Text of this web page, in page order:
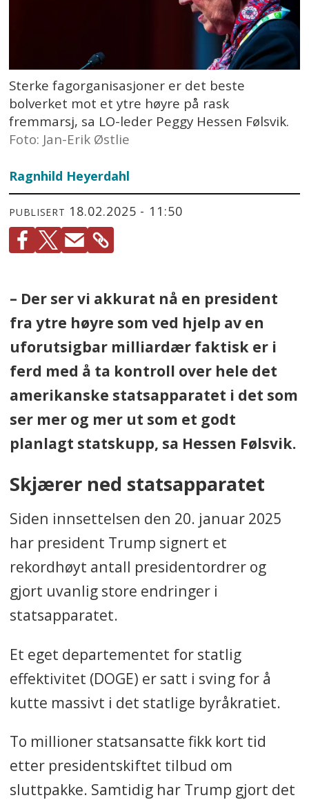
Sterke fagorganisasjoner er det beste
bolverket mot et ytre høyre på rask
fremmarsj, sa LO-leder Peggy Hessen Følsvik.
Foto: Jan-Erik Østlie
Ragnhild Heyerdahl
PUBLISERT 18.02.2025 - 11:50
– Der ser vi akkurat nå en president
fra ytre høyre som ved hjelp av en
uforutsigbar milliardær faktisk er i
ferd med å ta kontroll over hele det
amerikanske statsapparatet i det som
ser mer og mer ut som et godt
planlagt statskupp, sa Hessen Følsvik.
Skjærer ned statsapparatet
Siden innsettelsen den 20. januar 2025
har president Trump signert et
rekordhøyt antall presidentordrer og
gjort uvanlig store endringer i
statsapparatet.
Et eget departementet for statlig
effektivitet (DOGE) er satt i sving for å
kutte massivt i det statlige byråkratiet.
To millioner statsansatte fikk kort tid
etter presidentskiftet tilbud om
sluttpakke. Samtidig har Trump gjort det